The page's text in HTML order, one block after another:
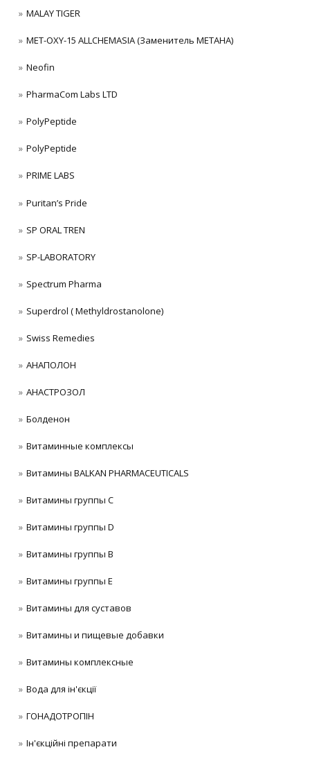
MALAY TIGER
MET-OXY-15 ALLCHEMASIA (Заменитель МЕТАНА)
Neofin
PharmaCom Labs LTD
PolyPeptide
PolyPeptide
PRIME LABS
Puritan’s Pride
SP ORAL TREN
SP-LABORATORY
Spectrum Pharma
Superdrol ( Methyldrostanolone)
Swiss Remedies
АНАПОЛОН
АНАСТРОЗОЛ
Болденон
Витаминные комплексы
Витамины BALKAN PHARMACEUTICALS
Витамины группы C
Витамины группы D
Витамины группы В
Витамины группы Е
Витамины для суставов
Витамины и пищевые добавки
Витамины комплексные
Вода для ін'єкції
ГОНАДОТРОПІН
Ін'єкційні препарати